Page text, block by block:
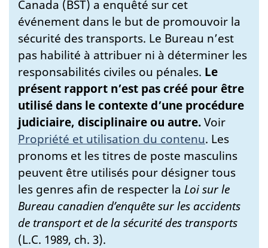
Canada (BST) a enquêté sur cet
événement dans le but de promouvoir la
sécurité des transports. Le Bureau n’est
pas habilité à attribuer ni à déterminer les
responsabilités civiles ou pénales. Le
présent rapport n’est pas créé pour être
utilisé dans le contexte d’une procédure
judiciaire, disciplinaire ou autre.Voir
Propriété et utilisation du contenu. Les
pronoms et les titres de poste masculins
peuvent être utilisés pour désigner tous
les genres afin de respecter la Loi sur le
Bureau canadien d’enquête sur les accidents
de transport et de la sécurité des transports
(L.C. 1989, ch. 3).